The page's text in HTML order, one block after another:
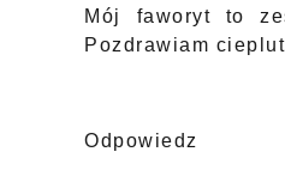
Mój faworyt to
Pozdrawiam
Odpowiedz